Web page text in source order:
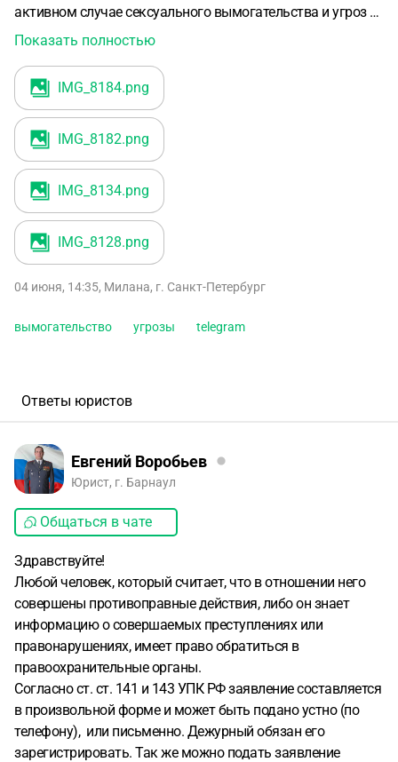
активном случае сексуального вымогательства и угроз в
свою сторонуВ настоящее время мне угрожают через
Злоумышленник принуждает меня к предоставлению
дополнительного контента сексуального характера под
угрозой распространения существующих на веб-сайтах.
Также угрожает моей жизни и моей семье, требует за
выкуп 1 миллион рублей (если откажусь от условий)
данный момент контент еще не опубликован, но угрозы
являются явными, продолжающимися и
заслуживающими доверия.
Показать полностью
IMG_8184.png
IMG_8182.png
IMG_8134.png
IMG_8128.png
04 июня, 14:35, Милана, г. Санкт-Петербург
вымогательство угрозы telegram
Ответы юристов
Евгений Воробьев
Юрист, г. Барнаул
Общаться в чате
Здравствуйте!
Любой человек, который считает, что в отношении него
совершены противоправные действия, либо он знает
информацию о совершаемых преступлениях или
правонарушениях, имеет право обратиться в
правоохранительные органы.
Согласно ст. ст. 141 и 143 УПК РФ заявление составляется
в произвольной форме и может быть подано устно (по
телефону), или письменно. Дежурный обязан его
зарегистрировать. Так же можно подать заявление